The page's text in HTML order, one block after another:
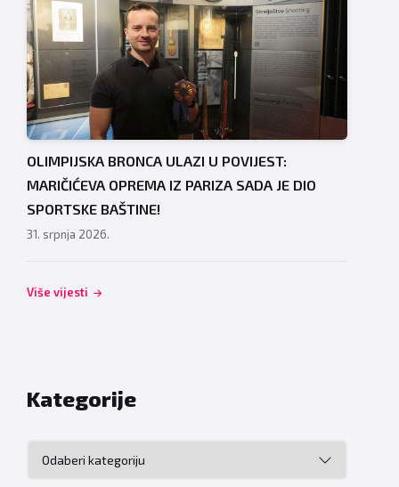
OLIMPIJSKA BRONCA ULAZI U POVIJEST:
MARIČIĆEVA OPREMA IZ PARIZA SADA JE DIO
SPORTSKE BAŠTINE!
31. srpnja 2026.
Više vijesti
Kategorije